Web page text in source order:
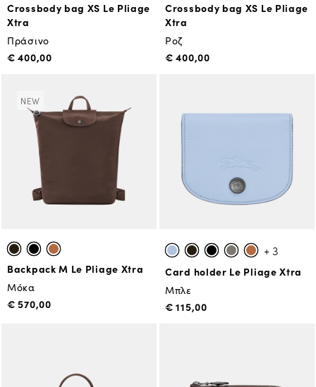
Crossbody bag XS Le Pliage
Xtra
Πράσινο
€ 400,00
Crossbody bag XS Le Pliage
Xtra
Ροζ
€ 400,00
NEW
Backpack M Le Pliage Xtra
Μόκα
€ 570,00
+ 3
Card holder Le Pliage Xtra
Μπλε
€ 115,00